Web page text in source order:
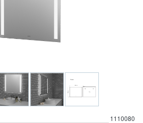
1110080